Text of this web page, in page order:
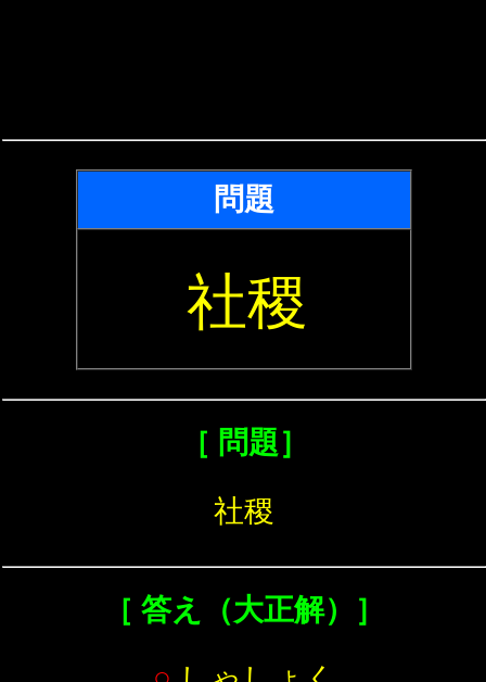
問題
社稷
［ 問題］
社稷
［ 答え（大正解）］